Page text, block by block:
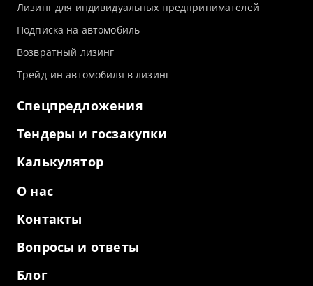
Лизинг для индивидуальных предпринимателей
Подписка на автомобиль
Возвратный лизинг
Трейд-ин автомобиля в лизинг
Спецпредложения
Тендеры и госзакупки
Калькулятор
О нас
Контакты
Вопросы и ответы
Блог